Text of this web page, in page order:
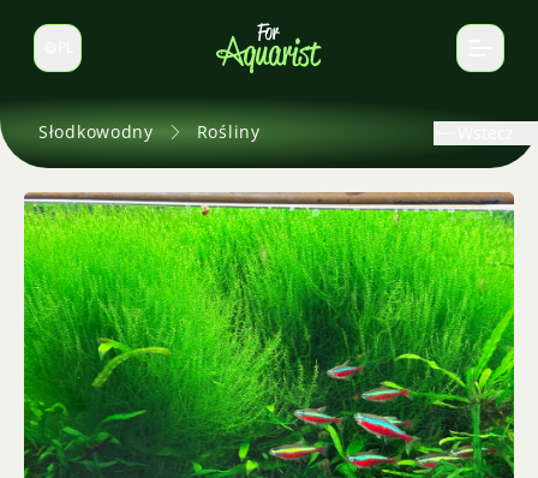
Zmień język
Słodkowodny Rośliny